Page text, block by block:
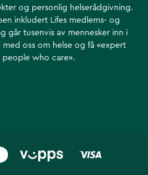
og personlig helserådgivning.
inkludert Lifes medlems- og
går tusenvis av mennesker inn i
oss om helse ​​og få «expert
who care».